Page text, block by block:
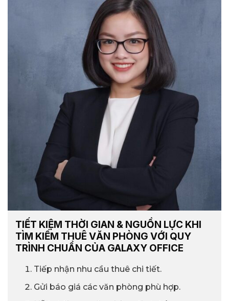
TIẾT KIỆM THỜI GIAN & NGUỒN LỰC KHI
TÌM KIẾM THUÊ VĂN PHÒNG VỚI QUY
TRÌNH CHUẨN CỦA GALAXY OFFICE
Tiếp nhận nhu cầu thuê chi tiết.
Gửi báo giá các văn phòng phù hợp.